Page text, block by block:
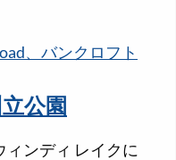
、バンクロフト
公園
ンディ レイクに